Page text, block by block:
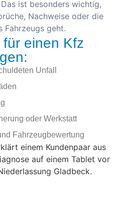
ist besonders wichtig,
Nachweise oder die
Fahrzeugs geht.
einen Kfz
Unfall
oder Werkstatt
Fahrzeugbewertung